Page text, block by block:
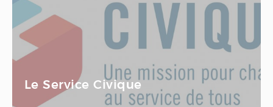
Le Service Civique